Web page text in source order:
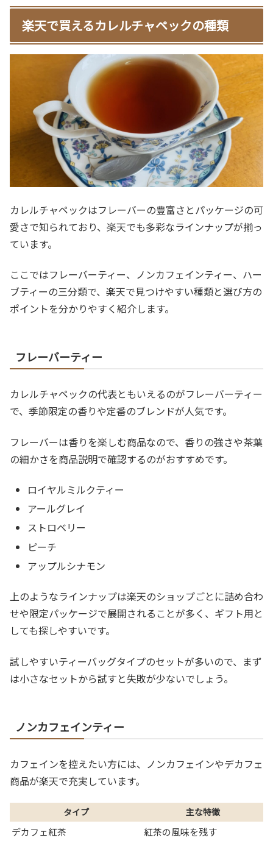
楽天で買えるカレルチャペックの種類
カレルチャペックはフレーバーの豊富さとパッケージの可
愛さで知られており、楽天でも多彩なラインナップが揃っ
ています。
ここではフレーバーティー、ノンカフェインティー、ハー
ブティーの三分類で、楽天で見つけやすい種類と選び方の
ポイントを分かりやすく紹介します。
フレーバーティー
カレルチャペックの代表ともいえるのがフレーバーティー
で、季節限定の香りや定番のブレンドが人気です。
フレーバーは香りを楽しむ商品なので、香りの強さや茶葉
の細かさを商品説明で確認するのがおすすめです。
ロイヤルミルクティー
アールグレイ
ストロベリー
ピーチ
アップルシナモン
上のようなラインナップは楽天のショップごとに詰め合わ
せや限定パッケージで展開されることが多く、ギフト用と
しても探しやすいです。
試しやすいティーバッグタイプのセットが多いので、まず
は小さなセットから試すと失敗が少ないでしょう。
ノンカフェインティー
カフェインを控えたい方には、ノンカフェインやデカフェ
商品が楽天で充実しています。
タイプ 主な特徴
デカフェ紅茶
紅茶の風味を残す